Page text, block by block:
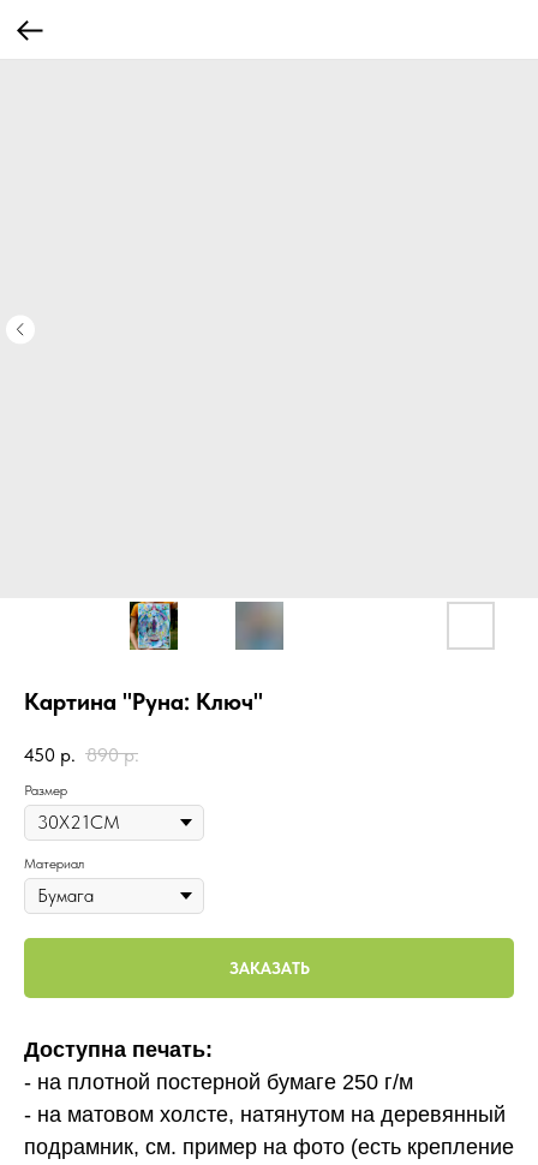
Картина "Руна: Ключ"
450 р. 890 р.
Размер
Материал
ЗАКАЗАТЬ
Доступна печать:
- на плотной постерной бумаге 250 г/м
- на матовом холсте, натянутом на деревянный
подрамник, см. пример на фото (есть крепление